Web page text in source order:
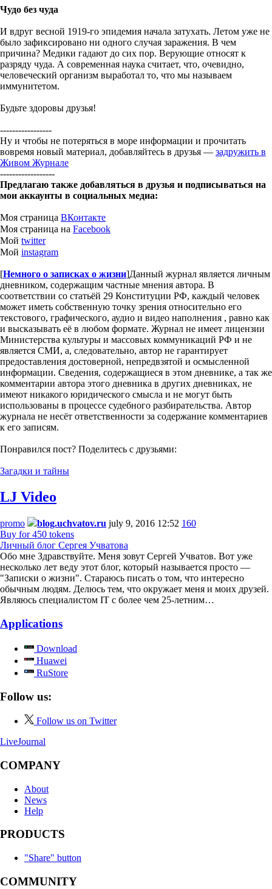
Чудо без чуда
И вдруг весной 1919-го эпидемия начала затухать. Летом уже не
было зафиксировано ни одного случая заражения. В чем
причина? Медики гадают до сих пор. Верующие относят к
разряду чуда. А современная наука считает, что, очевидно,
человеческий организм выработал то, что мы называем
иммунитетом.
Будьте здоровы друзья!
-----------------
Ну и чтобы не потеряться в море информации и прочитать
вовремя новый материал, добавляйтесь в друзья — задружить в
Живом Журнале
------------------
Предлагаю также добавляться в друзья и подписываться на
мои аккаунты в социальных медиа:
Моя страница ВКонтакте
Моя страница на Facebook
Мой twitter
Мой instagram
[Немного о записках о жизни]Данный журнал является личным
дневником, содержащим частные мнения автора. В
соответствии со статьёй 29 Конституции РФ, каждый человек
может иметь собственную точку зрения относительно его
текстового, графического, аудио и видео наполнения , равно как
и высказывать её в любом формате. Журнал не имеет лицензии
Министерства культуры и массовых коммуникаций РФ и не
является СМИ, а, следовательно, автор не гарантирует
предоставления достоверной, непредвзятой и осмысленной
информации. Сведения, содержащиеся в этом дневнике, а так же
комментарии автора этого дневника в других дневниках, не
имеют никакого юридического смысла и не могут быть
использованы в процессе судебного разбирательства. Автор
журнала не несёт ответственности за содержание комментариев
к его записям.
Понравился пост? Поделитесь с друзьями:
Загадки и тайны
LJ Video
promo blog.uchvatov.ru july 9, 2016 12:52 160
Buy for 450 tokens
Личный блог Сергея Учватова
Обо мне Здравствуйте. Меня зовут Сергей Учватов. Вот уже
несколько лет веду этот блог, который называется просто —
"Записки о жизни". Стараюсь писать о том, что интересно
обычным людям. Делюсь тем, что окружает меня и моих друзей.
Являюсь специалистом IT с более чем 25-летним…
Applications
Download
Huawei
RuStore
Follow us:
Follow us on Twitter
LiveJournal
COMPANY
About
News
Help
PRODUCTS
"Share" button
COMMUNITY